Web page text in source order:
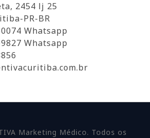
2454 lj 25
PR-BR
Whatsapp
Whatsapp
Marketing Médico. Todos os